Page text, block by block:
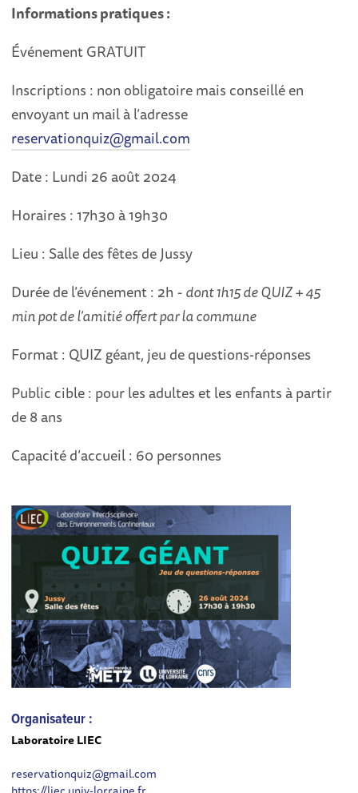
Informations pratiques :
Événement GRATUIT
Inscriptions : non obligatoire mais conseillé en
envoyant un mail à l’adresse
reservationquiz@gmail.com
Date : Lundi 26 août 2024
Horaires : 17h30 à 19h30
Lieu : Salle des fêtes de Jussy
Durée de l’événement : 2h -dont 1h15 de QUIZ + 45
min pot de l’amitié offert par la commune
Format : QUIZ géant, jeu de questions-réponses
Public cible : pour les adultes et les enfants à partir
de 8 ans
Capacité d’accueil : 60 personnes
Organisateur :
Laboratoire LIEC
reservationquiz@gmail.com